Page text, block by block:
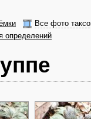
Все фото
определений